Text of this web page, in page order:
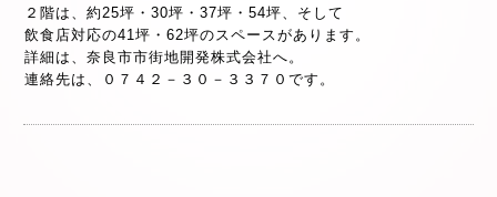
２階は、約25坪・30坪・37坪・54坪、そして
飲食店対応の41坪・62坪のスペースがあります。
詳細は、奈良市市街地開発株式会社へ。
連絡先は、０７４２－３０－３３７０です。